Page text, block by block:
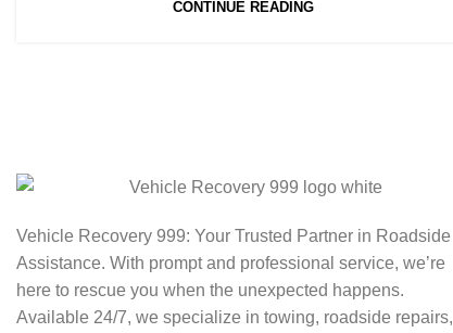
CONTINUE READING
Vehicle Recovery 999: Your Trusted Partner in Roadside
Assistance. With prompt and professional service, we’re
here to rescue you when the unexpected happens.
Available 24/7, we specialize in towing, roadside repairs,